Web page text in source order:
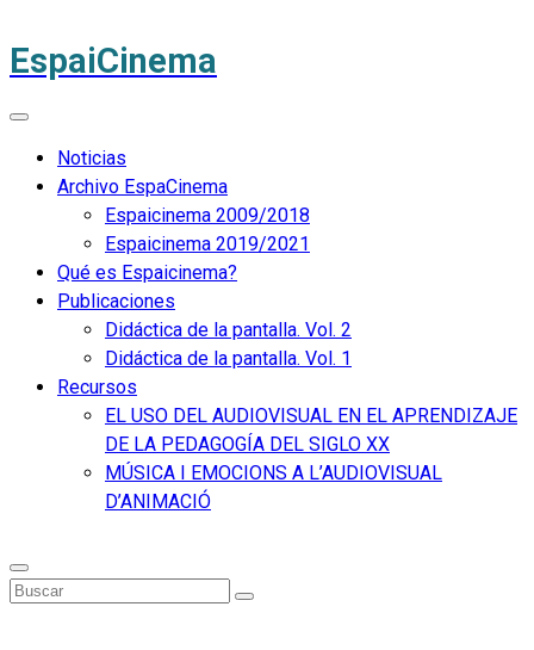
EspaiCinema
Noticias
Archivo EspaCinema
Espaicinema 2009/2018
Espaicinema 2019/2021
Qué es Espaicinema?
Publicaciones
Didáctica de la pantalla. Vol. 2
Didáctica de la pantalla. Vol. 1
Recursos
EL USO DEL AUDIOVISUAL EN EL APRENDIZAJE
DE LA PEDAGOGÍA DEL SIGLO XX
MÚSICA I EMOCIONS A L’AUDIOVISUAL
D’ANIMACIÓ